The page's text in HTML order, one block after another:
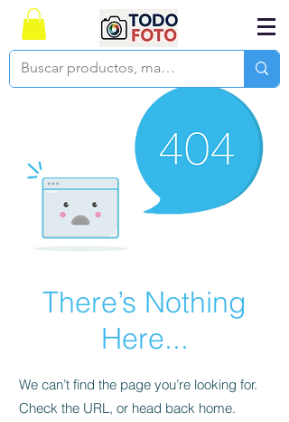
There’s Nothing
Here...
We can’t find the page you’re looking for.
Check the URL, or head back home.